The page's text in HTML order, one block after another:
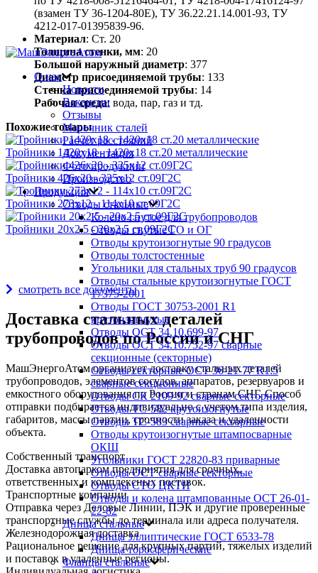
(взамен ТУ 36-1204-80Е), ТУ 36.22.21.14.001-93, ТУ
4212-017-01395839-96.
Материал: Ст. 20
Толщина стенки, мм: 20
Большой наружный диаметр: 377
Диаметр присоединяемой трубы: 133
Стенка присоединяемой трубы: 14
Рабочая среда: вода, пар, газ и тд.
Похожие товары
Тройники 1420х18 - 1420х18 ст.20 металлические
Тройники 426х20 - 325х12 ст.09Г2С
Тройники 273х12 - 114х10 ст.09Г2С
Тройники 20х2.5 - 20х2.5 ст.09Г2С
Награды и дипломы
смотреть все документы
Доставка стальных деталей
трубопроводов по России и СНГ
МашЭнергоАтом организует доставку стальных деталей
трубопроводов, элементов сосудов, аппаратов, резервуаров и
емкостного оборудования по России и странам СНГ. Способ
отправки подбирается индивидуально с учетом типа изделия,
габаритов, массы партии, срочности заказа и удаленности
объекта.
Собственный транспорт
Доставка автопарком предприятия для срочных,
ответственных и комплексных поставок.
Транспортные компании
Отправка через Деловые Линии, ПЭК и другие проверенные
транспортные службы до терминала или адреса получателя.
Железнодорожная доставка
Рациональное решение для крупных партий, тяжелых изделий
и поставок в удаленные регионы.
О нас
Новости
Вакансии
Отзывы
Марочник сталей
Расчет расстояний
Документация
Фото продукции
Производство
Продукция
Отводы стальные
Колено гнутое для трубопроводов
Отводы гнутые ГО и ОГ
Отводы крутоизогнутые 90 градусов
Отводы толстостенные
Угольники для стальных труб 90 градусов
Отводы стальные крутоизогнутые ГОСТ
17375-2001
Отводы ГОСТ 30753-2001 R1
крутоизогнутые
Отводы ОСТ 34.10.699-97
Отводы ОСТ 34.10.752-97 сварные
секционные (секторные)
Отводы секторные ОСТ 36-21-77 R1.5
сварные секционные
Отводы СК 2109-92 сварные секторные
Отводы ТС-582 крутоизогнутые
Отводы ТС-583 сварные секторные
Отводы крутоизогнутые штампосварные
ОКШ
Угольники ГОСТ 22820-83 приварные
Отводы ОСТ сварные секторные
Отводы СТО ЦКТИ
Отводы и колена штампованные ОСТ 26-01-
22-82
Днища стальные
Днища эллиптические ГОСТ 6533-78
Днища торосферические
Фланцы стальные